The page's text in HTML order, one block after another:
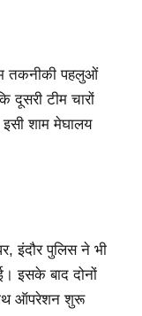
तकनीकी पहलुओं
टीम चारों
शाम मेघालय
इंदौर पुलिस ने भी
इसके बाद दोनों
ऑपरेशन शुरू